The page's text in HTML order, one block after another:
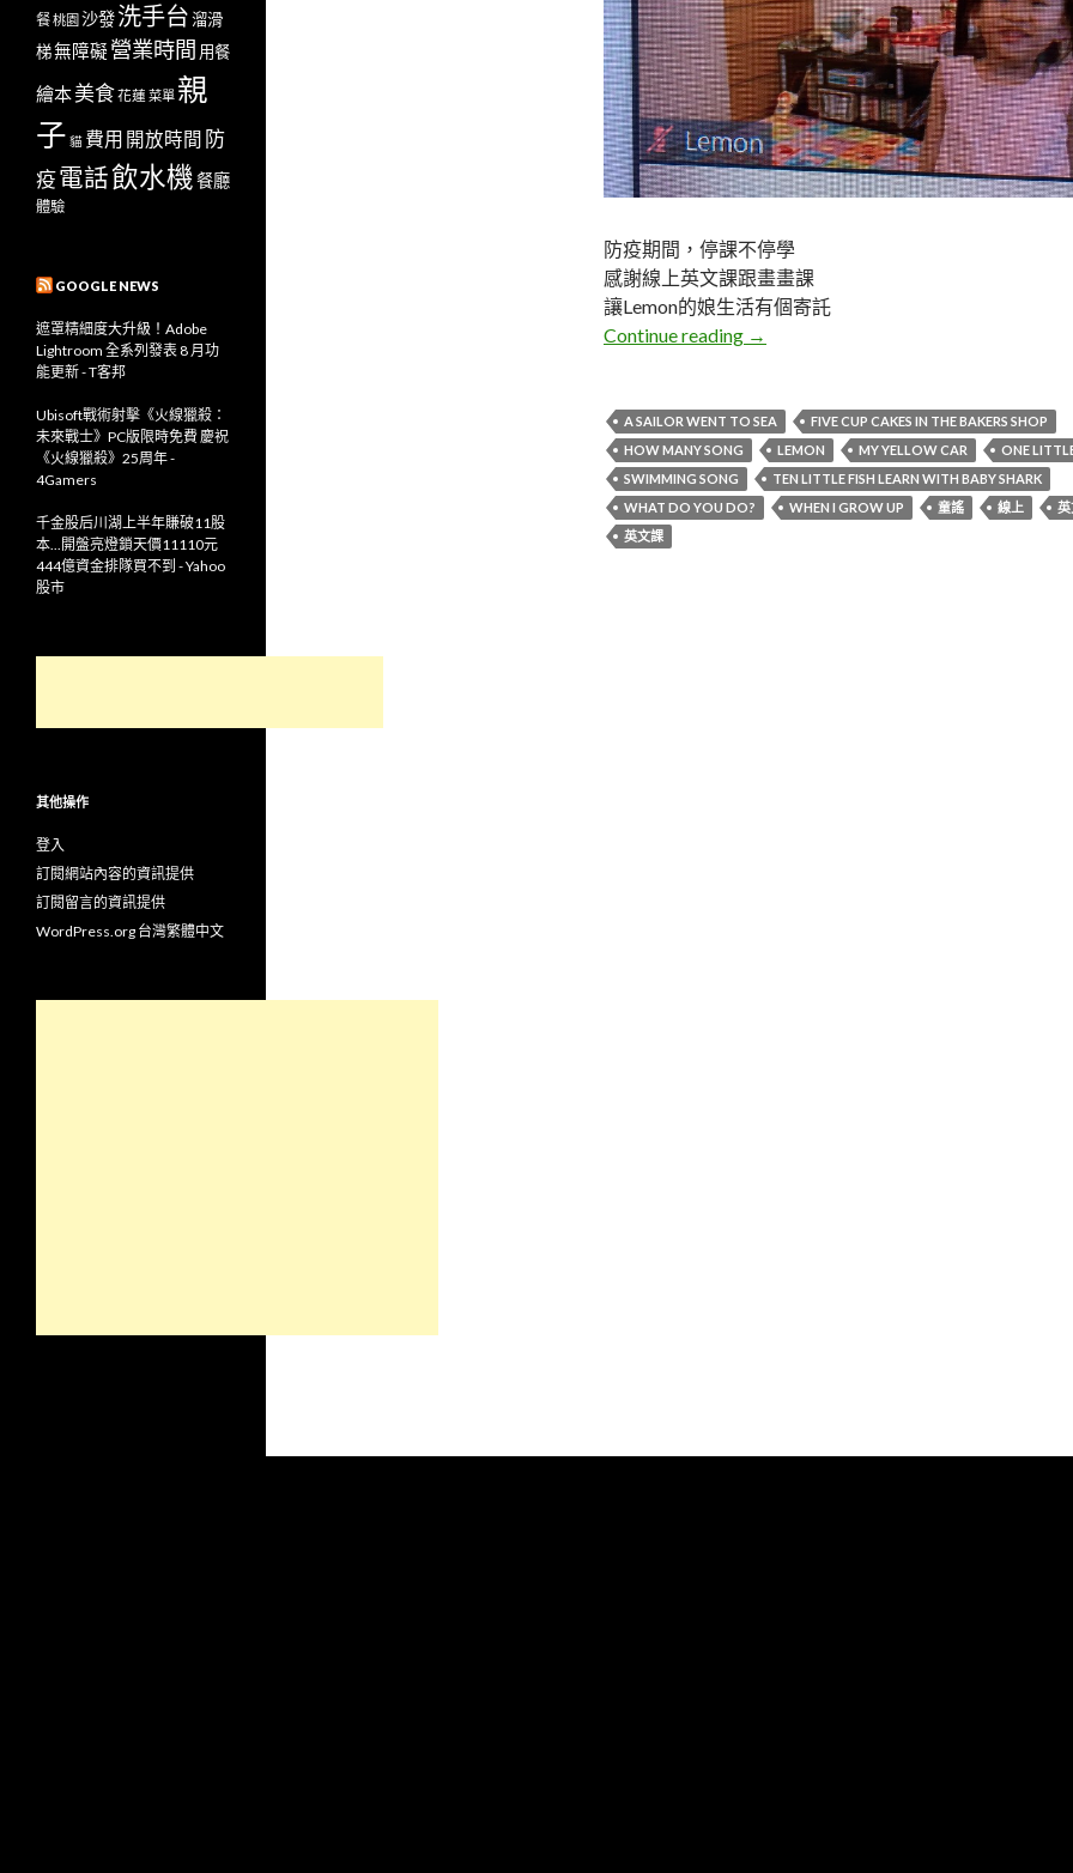
防疫期間，停課不停學
感謝線上英文課跟畫畫課
讓Lemon的娘生活有個寄託
Continue reading
Lemon。線上英文課音樂存放
→
A SAILOR WENT TO SEA
FIVE CUP CAKES IN THE BAKERS SHOP
HOW MANY SONG
LEMON MY YELLOW CAR
ONE
SWIMMING SONG
TEN LITTLE FISH LEARN WITH BABY SHARK
WHAT DO YOU DO?
WHEN I GROW UP 童謠 線上
英
英文課
餐桃園 沙發洗手台溜滑
梯無障礙 營業時間 用餐
繪本美食花蓮 菜單 親
子 貓 費用 開放時間 防
疫電話飲水機餐廳
體驗
GOOGLE NEWS
遮罩精細度大升級！Adobe
Lightroom 全系列發表 8 月功
能更新 - T客邦
Ubisoft戰術射擊《火線獵殺：
未來戰士》PC版限時免費 慶祝
《火線獵殺》25周年 -
4Gamers
千金股后川湖上半年賺破11股
本...開盤亮燈鎖天價11110元
444億資金排隊買不到 - Yahoo
股市
其他操作
登入
訂閱網站內容的資訊提供
訂閱留言的資訊提供
WordPress.org 台灣繁體中文